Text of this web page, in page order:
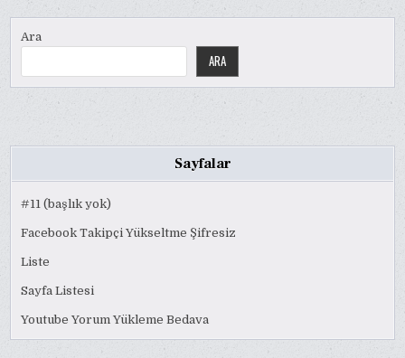
Ara
ARA
Sayfalar
#11 (başlık yok)
Facebook Takipçi Yükseltme Şifresiz
Liste
Sayfa Listesi
Youtube Yorum Yükleme Bedava